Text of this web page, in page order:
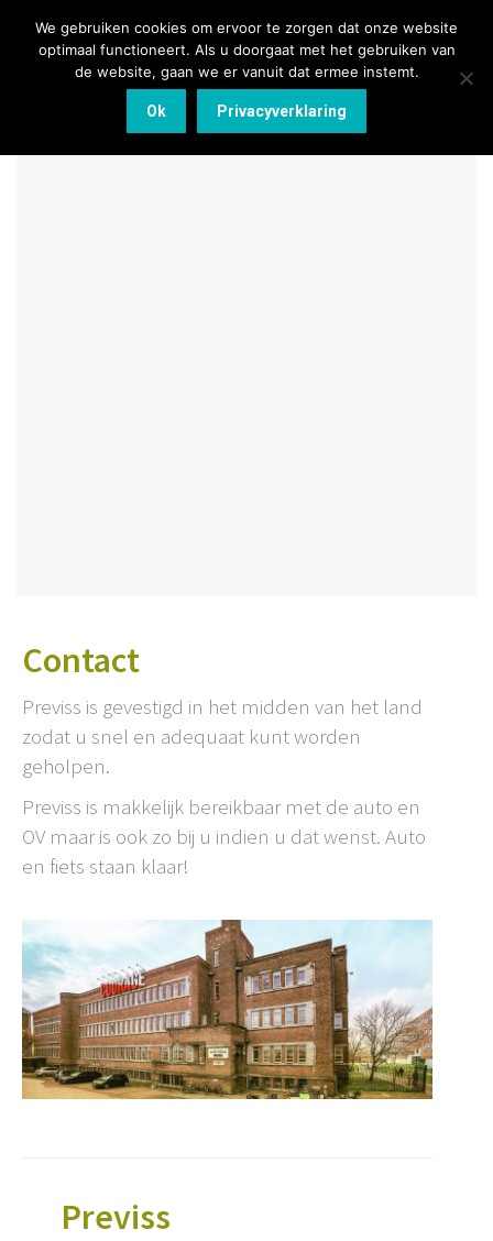
Contact
Previss is gevestigd in het midden van het land
zodat u snel en adequaat kunt worden
geholpen.
Previss is makkelijk bereikbaar met de auto en
OV maar is ook zo bij u indien u dat wenst. Auto
en fiets staan klaar!
Previss
We gebruiken cookies om ervoor te zorgen dat onze website
optimaal functioneert. Als u doorgaat met het gebruiken van
de website, gaan we er vanuit dat ermee instemt.
Ok Privacyverklaring